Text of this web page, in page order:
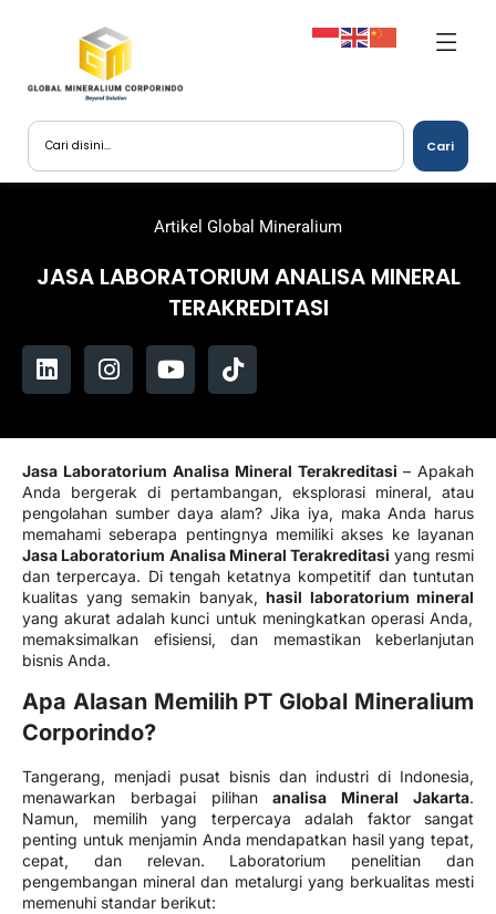
Cari
Artikel Global Mineralium
JASA LABORATORIUM ANALISA MINERAL
TERAKREDITASI
Jasa Laboratorium Analisa Mineral Terakreditasi – Apakah
Anda bergerak di pertambangan, eksplorasi mineral, atau
pengolahan sumber daya alam? Jika iya, maka Anda harus
memahami seberapa pentingnya memiliki akses ke layanan
Jasa Laboratorium Analisa Mineral Terakreditasi yang resmi
dan terpercaya. Di tengah ketatnya kompetitif dan tuntutan
kualitas yang semakin banyak, hasil laboratorium mineral
yang akurat adalah kunci untuk meningkatkan operasi Anda,
memaksimalkan efisiensi, dan memastikan keberlanjutan
bisnis Anda.
Apa Alasan Memilih PT Global Mineralium
Corporindo?
Tangerang, menjadi pusat bisnis dan industri di Indonesia,
menawarkan berbagai pilihananalisa Mineral Jakarta.
Namun, memilih yang terpercaya adalah faktor sangat
penting untuk menjamin Anda mendapatkan hasil yang tepat,
cepat, dan relevan. Laboratorium penelitian dan
pengembangan mineral dan metalurgi yang berkualitas mesti
memenuhi standar berikut: